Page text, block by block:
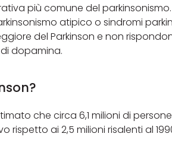
più comune del
atipico o sindromi
del Parkinson e non
dopamina.
che circa 6,1 milioni di
ai 2,5 milioni risalenti al